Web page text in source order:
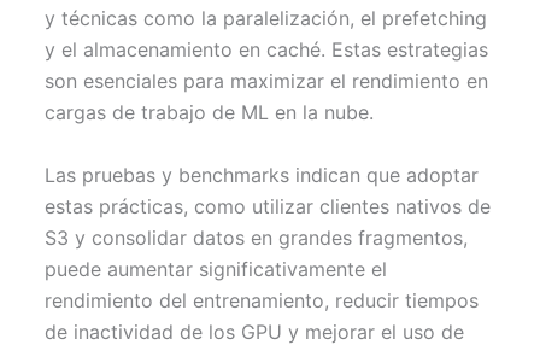
y técnicas como la paralelización, el prefetching
y el almacenamiento en caché. Estas estrategias
son esenciales para maximizar el rendimiento en
cargas de trabajo de ML en la nube.
Las pruebas y benchmarks indican que adoptar
estas prácticas, como utilizar clientes nativos de
S3 y consolidar datos en grandes fragmentos,
puede aumentar significativamente el
rendimiento del entrenamiento, reducir tiempos
de inactividad de los GPU y mejorar el uso de